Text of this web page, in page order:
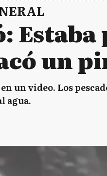
Estaba
un
un video. Los
agua.